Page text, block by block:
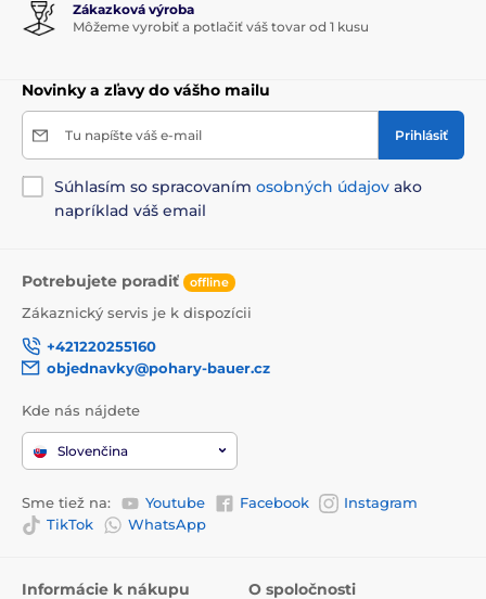
Zákazková výroba
Môžeme vyrobiť a potlačiť váš tovar od 1 kusu
Novinky a zľavy do vášho mailu
Tu napíšte váš e-mail Prihlásiť
Súhlasím so spracovaním osobných údajov ako
napríklad váš email
Potrebujete poradiť offline
Zákaznický servis je k dispozícii
+421220255160
objednavky@pohary-bauer.cz
Kde nás nájdete
Slovenčina
Sme tiež na: Youtube Facebook
Instagram
TikTok
WhatsApp
Informácie k nákupu O spoločnosti